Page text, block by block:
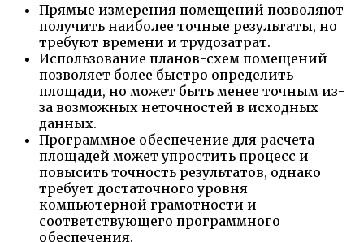
Прямые измерения помещений позволяют
получить наиболее точные результаты, но
требуют времени и трудозатрат.
Использование планов-схем помещений
позволяет более быстро определить
площади, но может быть менее точным из-
за возможных неточностей в исходных
данных.
Программное обеспечение для расчета
площадей может упростить процесс и
повысить точность результатов, однако
требует достаточного уровня
компьютерной грамотности и
соответствующего программного
обеспечения.